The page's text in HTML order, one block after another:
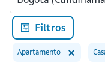
Filtros
Apartamento